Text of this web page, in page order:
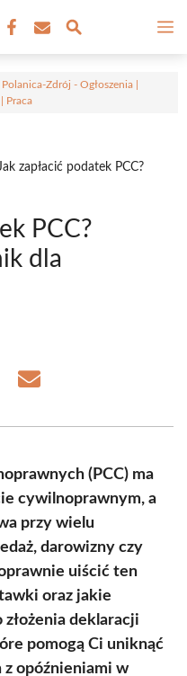
Polanica-Zdrój - Ogłoszenia |
Praca
zapłacić podatek PCC?
PCC?
dla
Share
(PCC) ma
cywilnoprawnym, a
przy wielu
darowizny czy
uiścić ten
oraz jakie
deklaracji
pomogą Ci uniknąć
z opóźnieniami w